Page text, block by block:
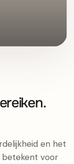
en het
betekent voor